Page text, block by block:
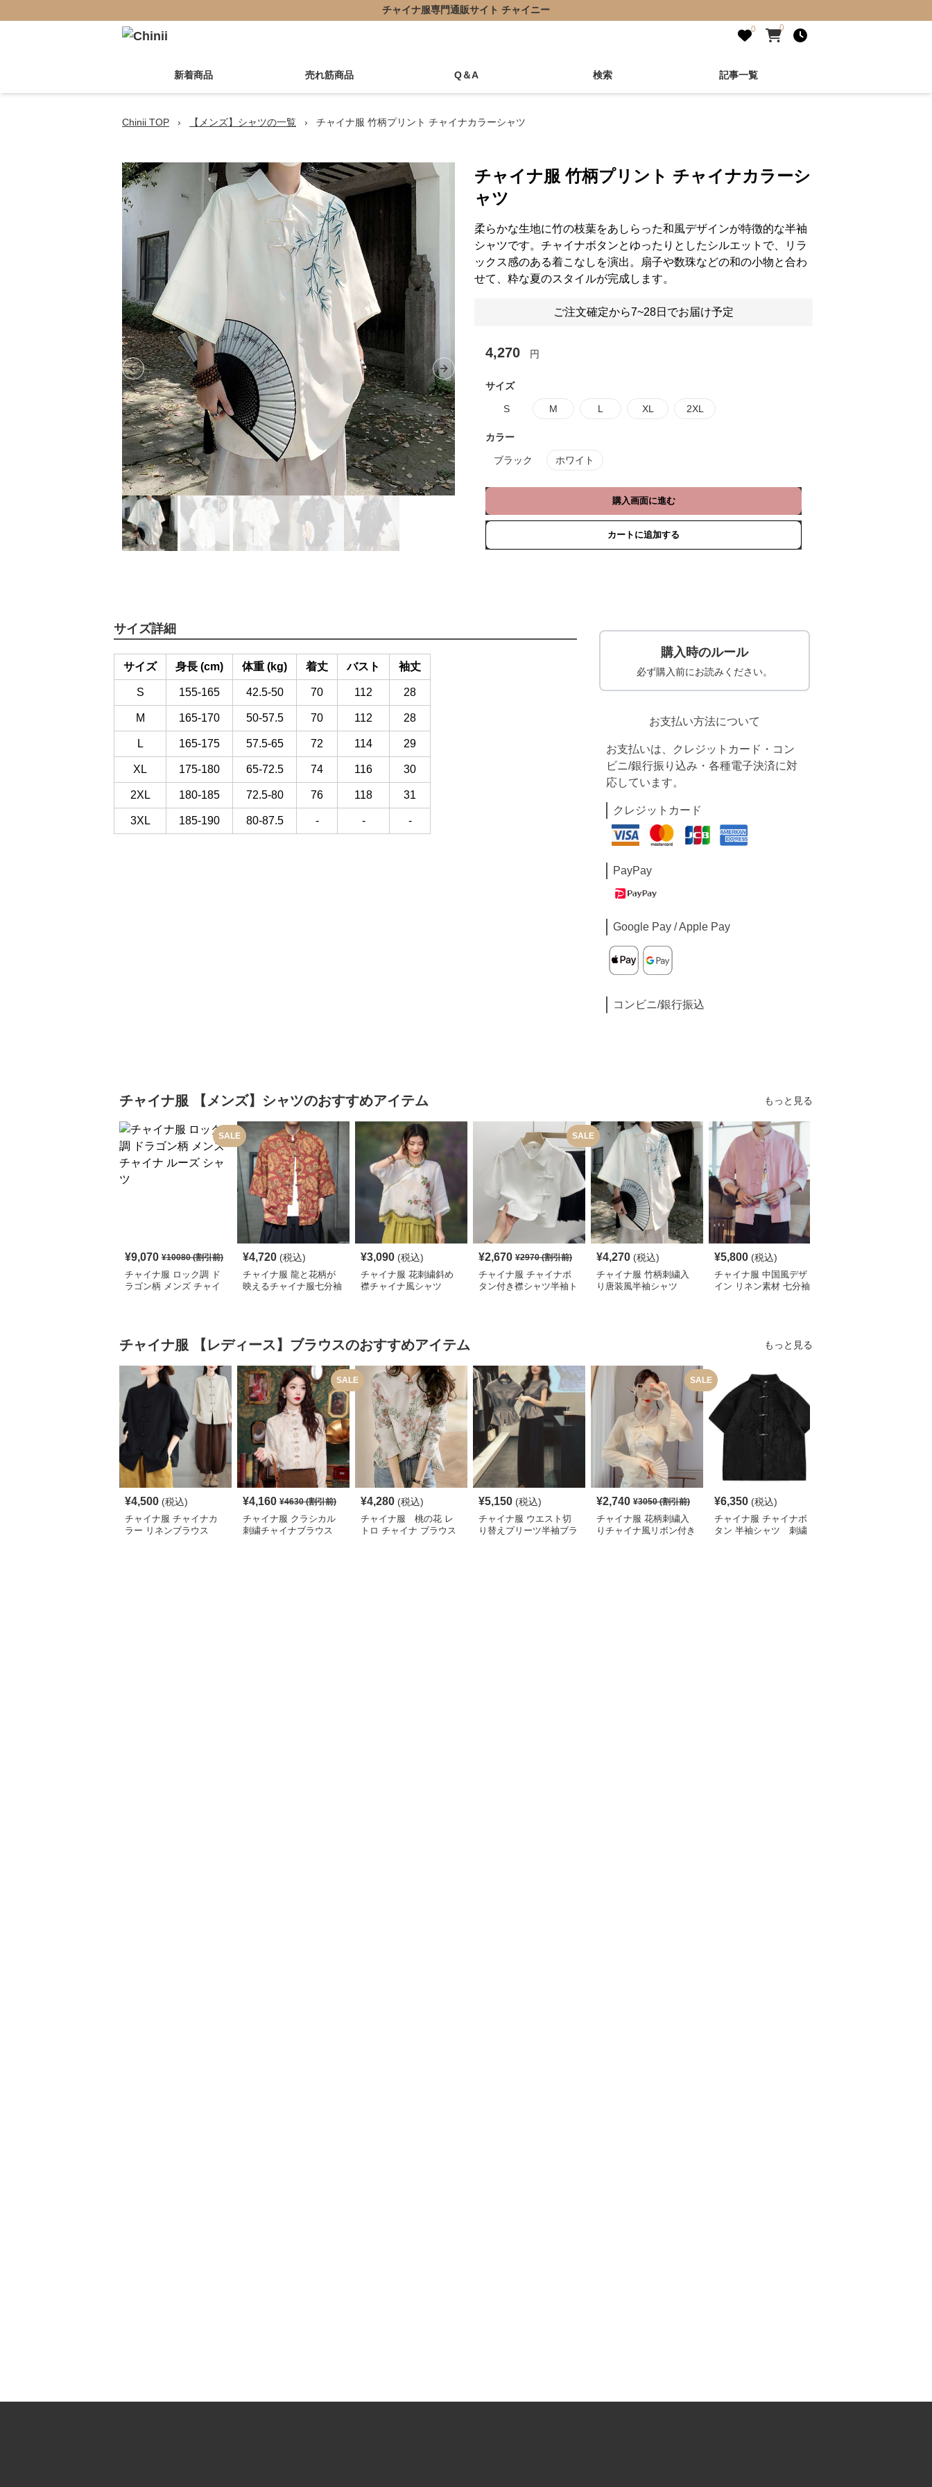
チャイナ服専門通販サイト チャイニー
0 0
新着商品 売れ筋商品 Q＆A 検索 記事一覧
Chinii TOP › 【メンズ】シャツの一覧 › チャイナ服 竹柄プリント チャイナカラーシャツ
Previous slide Next slide
チャイナ服 竹柄プリント チャイナカラーシ
ャツ
柔らかな生地に竹の枝葉をあしらった和風デザインが特徴的な半袖
シャツです。チャイナボタンとゆったりとしたシルエットで、リラ
ックス感のある着こなしを演出。扇子や数珠などの和の小物と合わ
せて、粋な夏のスタイルが完成します。
ご注文確定から7~28日でお届け予定
4,270 円
サイズ
S M L XL 2XL
カラー
ブラック ホワイト
購入画面に進む
カートに追加する
サイズ詳細
サイズ 身長 (cm) 体重 (kg) 着丈 バスト 袖丈
S 155-165 42.5-50 70 112 28
M 165-170 50-57.5 70 112 28
L 165-175 57.5-65 72 114 29
XL 175-180 65-72.5 74 116 30
2XL 180-185 72.5-80 76 118 31
3XL 185-190 80-87.5 - - -
購入時のルール
必ず購入前にお読みください。
お支払い方法について
お支払いは、クレジットカード・コン
ビニ/銀行振り込み・各種電子決済に対
応しています。
クレジットカード
PayPay
Google Pay / Apple Pay
コンビニ/銀行振込
チャイナ服 【メンズ】シャツのおすすめアイテム もっと見る
SALE
¥9,070 ¥10080(割引前)
チャイナ服 ロック調 ド
ラゴン柄 メンズ チャイ
¥4,720 (税込)
チャイナ服 龍と花柄が
映えるチャイナ服七分袖
¥3,090 (税込)
チャイナ服 花刺繍斜め
襟チャイナ風シャツ
SALE
¥2,670 ¥2970(割引前)
チャイナ服 チャイナボ
タン付き襟シャツ半袖ト
¥4,270 (税込)
チャイナ服 竹柄刺繍入
り唐装風半袖シャツ
¥5,800 (税込)
チャイナ服 中国風デザ
イン リネン素材 七分袖
チャイナ服 【レディース】ブラウスのおすすめアイテム もっと見る
¥4,500 (税込)
チャイナ服 チャイナカ
ラー リネンブラウス
SALE
¥4,160 ¥4630(割引前)
チャイナ服 クラシカル
刺繍チャイナブラウス
¥4,280 (税込)
チャイナ服 桃の花 レ
トロ チャイナ ブラウス
¥5,150 (税込)
チャイナ服 ウエスト切
り替えプリーツ半袖ブラ
SALE
¥2,740 ¥3050(割引前)
チャイナ服 花柄刺繍入
りチャイナ風リボン付き
¥6,350 (税込)
チャイナ服 チャイナボ
タン 半袖シャツ 刺繍